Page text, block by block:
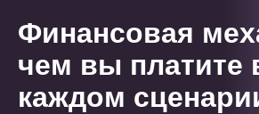
Финансовая
чем вы платите
каждом